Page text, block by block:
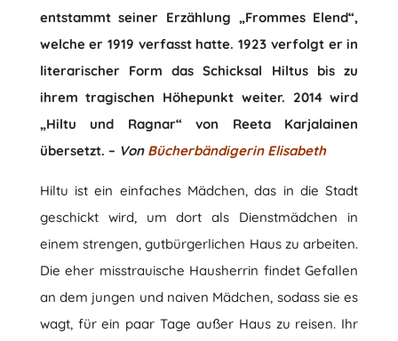
entstammt seiner Erzählung „Frommes Elend“,
welche er 1919 verfasst hatte. 1923 verfolgt er in
literarischer Form das Schicksal Hiltus bis zu
ihrem tragischen Höhepunkt weiter. 2014 wird
„Hiltu und Ragnar“ von Reeta Karjalainen
übersetzt. – VonBücherbändigerin Elisabeth
Hiltu ist ein einfaches Mädchen, das in die Stadt
geschickt wird, um dort als Dienstmädchen in
einem strengen, gutbürgerlichen Haus zu arbeiten.
Die eher misstrauische Hausherrin findet Gefallen
an dem jungen und naiven Mädchen, sodass sie es
wagt, für ein paar Tage außer Haus zu reisen. Ihr